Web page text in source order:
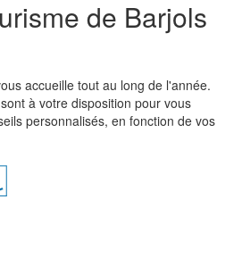
de Barjols
accueille tout au long de l'année.
à votre disposition pour vous
personnalisés, en fonction de vos